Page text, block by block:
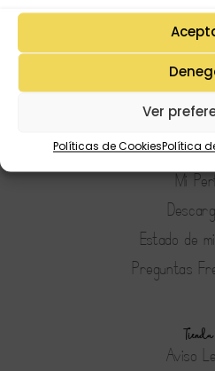
Ver
Políticas de CookiesPolítica
Lista de
Mi
Estado de
Preguntas
Tienda
Aviso